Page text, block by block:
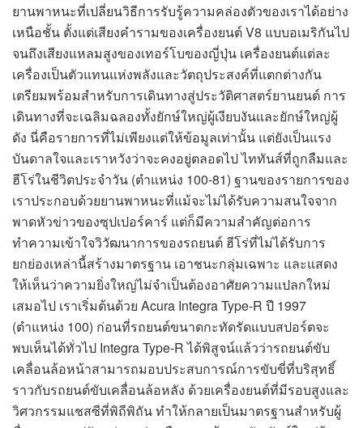
ยานพาหนะที่เปลี่ยนวิธีการรับรู้ความคล่องตัวของเราได้อย่าง
เหนือชั้น ตั้งแต่เสียงคำรามของเครื่องยนต์ V8 แบบอเมริกันไป
จนถึงเสียงแหลมสูงของเทอร์โบของญี่ปุ่น เครื่องยนต์แต่ละ
เครื่องเป็นตัวแทนแห่งพลังและวัตถุประสงค์ที่แตกต่างกัน
เตรียมพร้อมสำหรับการเดินทางสู่ประวัติศาสตร์ยานยนต์ การ
เดินทางที่จะเฉลิมฉลองทั้งยักษ์ใหญ่ผู้เงียบงันและยักษ์ใหญ่ผู้
ดัง นี่คือรายการที่ไม่เพียงแต่ให้ข้อมูลเท่านั้น แต่ยังเป็นแรง
บันดาลใจและเราหวังว่าจะคงอยู่ตลอดไป ไททันส์ที่ถูกลืมและ
ฮีโร่ในชีวิตประจำวัน (ตำแหน่ง 100-81) ฐานของรายการของ
เราประกอบด้วยยานพาหนะที่แม้จะไม่ได้รับความสนใจจาก
พาดหัวข่าวของซุปเปอร์คาร์ แต่ก็มีความสำคัญต่อการ
ทำความเข้าใจวิวัฒนาการของรถยนต์ ฮีโร่ที่ไม่ได้รับการ
ยกย่องเหล่านี้สร้างมาตรฐาน เอาชนะกลุ่มเฉพาะ และแสดง
ให้เห็นว่าความยิ่งใหญ่ไม่จำเป็นต้องอาศัยความแปลกใหม่
เสมอไป เราเริ่มต้นด้วย Acura Integra Type-R ปี 1997
(ตำแหน่ง 100) ก่อนที่รถยนต์ขนาดกะทัดรัดแบบสปอร์ตจะ
พบเห็นได้ทั่วไป Integra Type-R ได้พิสูจน์แล้วว่ารถยนต์ขับ
เคลื่อนล้อหน้าสามารถมอบประสบการณ์การขับขี่ที่บริสุทธิ์
ราวกับรถยนต์ขับเคลื่อนล้อหลัง ด้วยเครื่องยนต์ที่มีรอบสูงและ
วิศวกรรมแชสซีที่พิถีพิถัน ทำให้กลายเป็นมาตรฐานสำหรับผู้